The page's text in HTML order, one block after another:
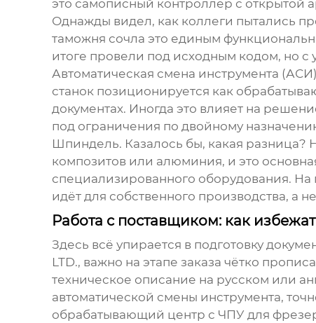
это самописный контроллер с открытой
Однажды видел, как коллеги пытались
таможня сочла это единым
итоге провели под исходным кодом, но
Автоматическая смена инструмента
станок позиционируется как
документах. Иногда это влияет на
под ограничения по двойному
Шпиндель. Казалось бы, какая
композитов или алюминия, и это
специализированного оборудования.
идёт для собственного производства, а
Работа с поставщиком: как
Здесь всё упирается в подготовку
LTD., важно на этапе заказа чётко
техническое описание на русском или
автоматической смены инструмента,
обрабатывающий центр с ЧПУ для